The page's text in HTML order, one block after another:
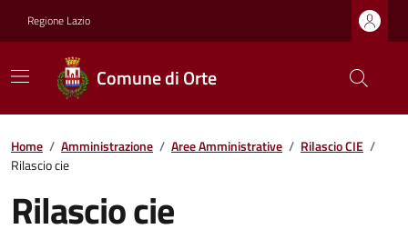
Regione Lazio
Comune di Orte
Home / Amministrazione / Aree Amministrative / Rilascio CIE /
Rilascio cie
Rilascio cie